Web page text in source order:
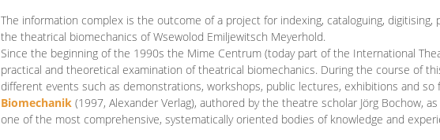
The information complex is the outcome of a project for indexing, cataloguing,
the theatrical biomechanics of Wsewolod Emiljewitsch Meyerhold.
Since the beginning of the 1990s the Mime Centrum (today part of the International
practical and theoretical examination of theatrical biomechanics. During the course of
different events such as demonstrations, workshops, public lectures, exhibitions and so
Biomechanik (1997, Alexander Verlag), authored by the theatre scholar Jörg Bochow,
one of the most comprehensive, systematically oriented bodies of knowledge and